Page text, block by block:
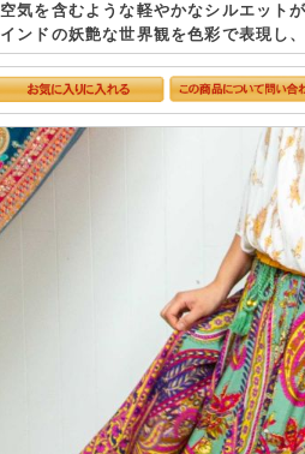
空気を含むような軽やかなシルエット
インドの妖艶な世界観を色彩で表現し